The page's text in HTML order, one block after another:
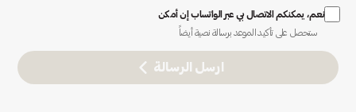
نعم، يمكنكم الاتصال بي عبر الواتساب إن أمكن
ستحصل على تأكيد الموعد برسالة نصية أيضاً
ارسل الرسالة